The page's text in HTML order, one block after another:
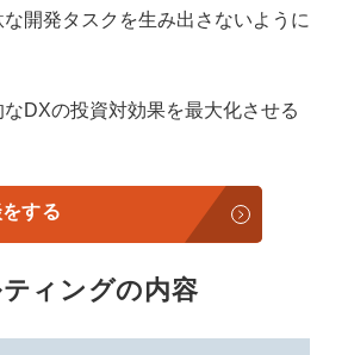
開発タスクを生み出さないように
DXの投資対効果を最大化させる
する
ィングの内容